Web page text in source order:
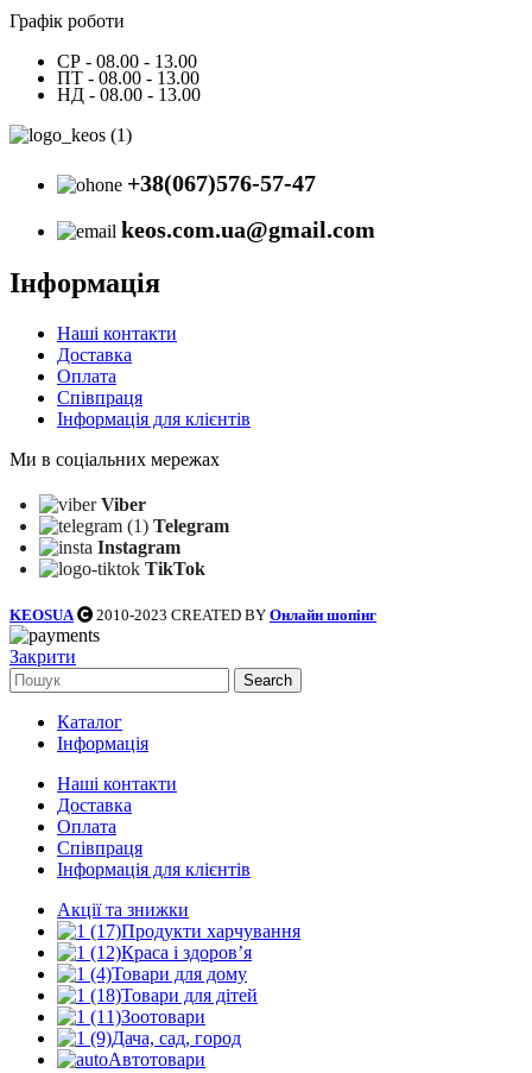
Графік роботи
СР - 08.00 - 13.00
ПТ - 08.00 - 13.00
НД - 08.00 - 13.00
+38(067)576-57-47
keos.com.ua@gmail.com
Інформація
Наші контакти
Доставка
Оплата
Співпраця
Інформація для клієнтів
Ми в соціальних мережах
Viber
Telegram
Instagram
TikTok
KEOSUA 2010-2023 CREATED BY Онлайн шопінг
Закрити
Search
Каталог
Інформація
Наші контакти
Доставка
Оплата
Співпраця
Інформація для клієнтів
Акції та знижки
Продукти харчування
Краса і здоров’я
Товари для дому
Товари для дітей
Зоотовари
Дача, сад, город
Автотовари